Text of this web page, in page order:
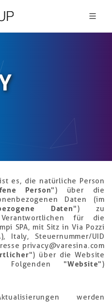
es, die natürliche Person
Person") über die
Daten (im
Daten") zu
für die
SPA, mit Sitz in Via Pozzi
Italy, Steuernummer/UID
privacy@varesina.com
") über die Website
Folgenden "Website")
werden